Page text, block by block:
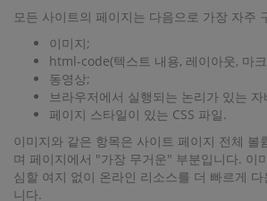
모든 사이트의 페이지는 다음으로 가장 자주
이미지;
html-code(텍스트 내용, 레이아웃, 마
동영상;
브라우저에서 실행되는 논리가 있는
페이지 스타일이 있는 CSS 파일.
이미지와 같은 항목은 사이트 페이지 전체 볼
며 페이지에서 "가장 무거운" 부분입니다. 이
심할 여지 없이 온라인 리소스를 더 빠르게
니다.